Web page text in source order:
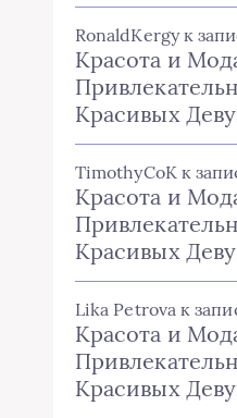
RonaldKergyк
Красота и
Красивых
TimothyCoK к
Красота и
Красивых
Lika Petrova к
Красота и
Красивых